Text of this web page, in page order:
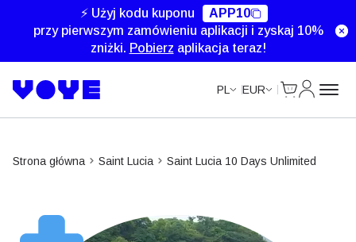
⚡ Użyj kodu kuponu
APP10
przy pierwszym zamówieniu aplikacji i zyskaj 10%
zniżki. Pobierz aplikacja teraz!
PL EUR
Strona główna Saint Lucia Saint Lucia 10 Days Unlimited